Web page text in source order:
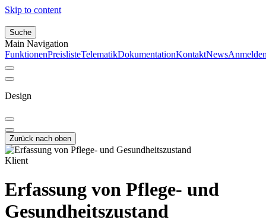
Skip to content
Suche
Main Navigation
FunktionenPreislisteTelematikDokumentationKontaktNews
Design
Zurück nach oben
Klient
Erfassung von Pflege- und
Gesundheitszustand